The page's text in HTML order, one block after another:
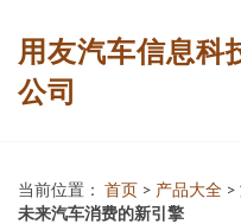
用友汽车信息科
公司
当前位置： 首页 > 产品大全 >
未来汽车消费的新引擎